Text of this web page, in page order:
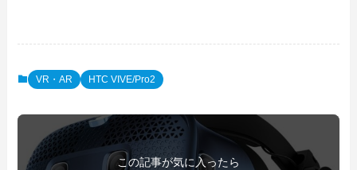
VR・AR HTC VIVE/Pro2
この記事が気に入ったら